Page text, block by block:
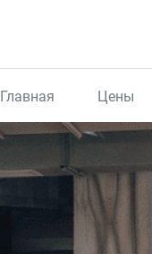
Главная Цены